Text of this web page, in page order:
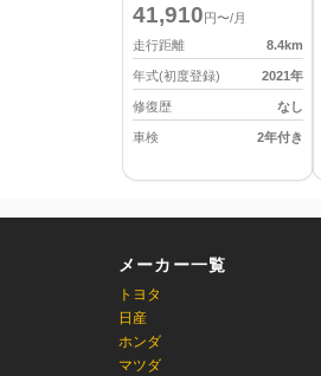
41,910 円〜/月
走行距離
8.4km
年式(初度登録) 2021年
修復歴 なし
車検 2年付き
メーカー一覧
トヨタ
日産
ホンダ
マツダ